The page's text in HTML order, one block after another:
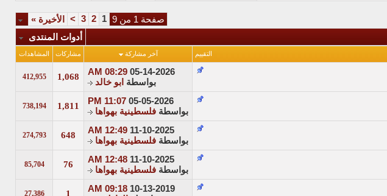
صفحة 1 من 9 1
2
3
> الأخيرة »
أدوات المنتدى
التقييم آخر مشاركة مشاركات المشاهدات
05-14-2026
08:29 AM
بواسطة ابو خالد
1,068
412,955
05-05-2026
11:07 PM
بواسطة فلسطينية بهواها
1,811
738,194
11-10-2025
12:49 AM
بواسطة فلسطينية بهواها
648
274,793
11-10-2025
12:48 AM
بواسطة فلسطينية بهواها
76
85,704
10-13-2019
09:18 AM
1
27,386